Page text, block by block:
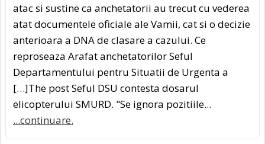
atac si sustine ca anchetatorii au trecut cu vederea
atat documentele oficiale ale Vamii, cat si o decizie
anterioara a DNA de clasare a cazului. Ce
reproseaza Arafat anchetatorilor Seful
Departamentului pentru Situatii de Urgenta a
[…]The post Seful DSU contesta dosarul
elicopterului SMURD. "Se ignora pozitiile...
...continuare.